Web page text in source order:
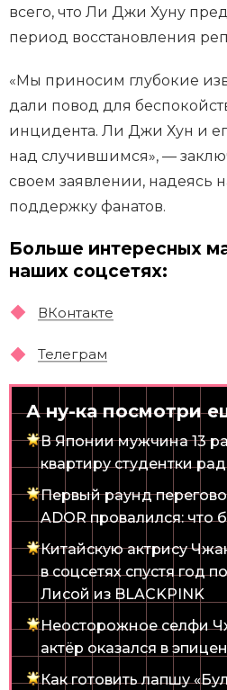
всего, что Ли Джи Хуну
период восстановления
«Мы приносим глубокие
дали повод для
инцидента. Ли Джи Хун и
над случившимся», —
своем заявлении, надеясь
поддержку фанатов.
Больше интересных
наших соцсетях:
ВКонтакте
Телеграм
А ну-ка посмотри
В Японии мужчина 13
квартиру студентки
Первый раунд
ADOR провалился: что
Китайскую актрису
в соцсетях спустя год
Лисой из BLACKPINK
Неосторожное селфи
актёр оказался в
Как готовить лапшу